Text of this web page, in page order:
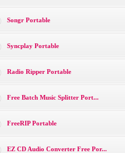
Songr Portable
Syncplay Portable
Radio Ripper Portable
Free Batch Music Splitter Port...
FreeRIP Portable
EZ CD Audio Converter Free Por...